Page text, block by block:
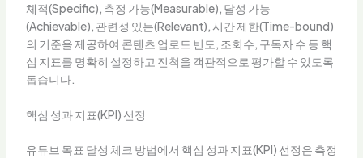
체적(Specific), 측정 가능(Measurable), 달성 가능
(Achievable), 관련성 있는(Relevant), 시간 제한(Time-bound)
의 기준을 제공하여 콘텐츠 업로드 빈도, 조회수, 구독자 수 등 핵
심 지표를 명확히 설정하고 진척을 객관적으로 평가할 수 있도록
돕습니다.
핵심 성과 지표(KPI) 선정
유튜브 목표 달성 체크 방법에서 핵심 성과 지표(KPI) 선정은 측정